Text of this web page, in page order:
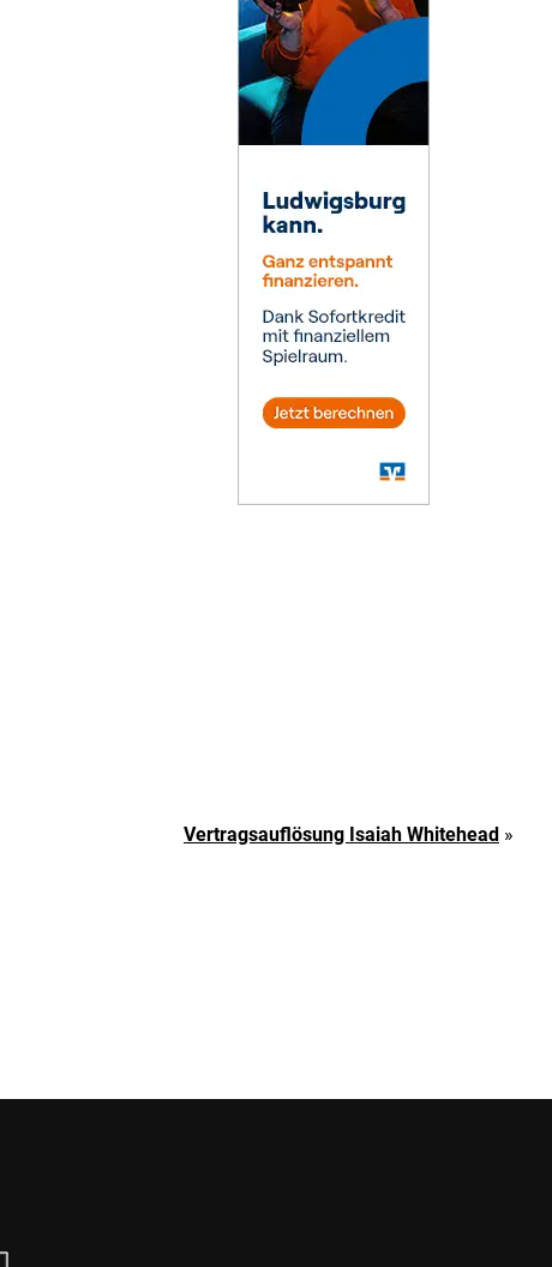
Vertragsauflösung Isaiah Whitehead »